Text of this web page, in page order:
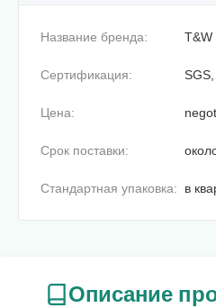
Название бренда: T&W
Сертификация:
Цена:
Срок поставки:
Стандартная упаковка: в
Описание